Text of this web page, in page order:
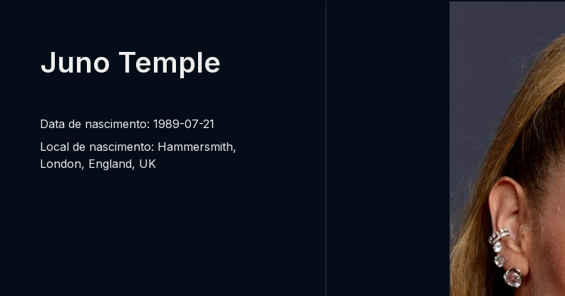
Juno Temple
Data de nascimento: 1989-07-21
Local de nascimento: Hammersmith,
London, England, UK